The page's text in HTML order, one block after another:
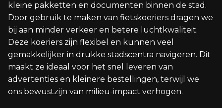
kleine pakketten en documenten binnen de stad.
Door gebruik te maken van fietskoeriers dragen we
bij aan minder verkeer en betere luchtkwaliteit.
Deze koeriers zijn flexibel en kunnen veel
gemakkelijker in drukke stadscentra navigeren. Dit
maakt ze ideaal voor het snel leveren van
advertenties en kleinere bestellingen, terwijl we
ons bewustzijn van milieu-impact verhogen.